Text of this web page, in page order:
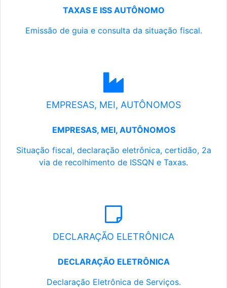
TAXAS E ISS AUTÔNOMO
Emissão de guia e consulta da situação fiscal.
EMPRESAS, MEI, AUTÔNOMOS
EMPRESAS, MEI, AUTÔNOMOS
Situação fiscal, declaração eletrônica, certidão, 2a
via de recolhimento de ISSQN e Taxas.
DECLARAÇÃO ELETRÔNICA
DECLARAÇÃO ELETRÔNICA
Declaração Eletrônica de Serviços.